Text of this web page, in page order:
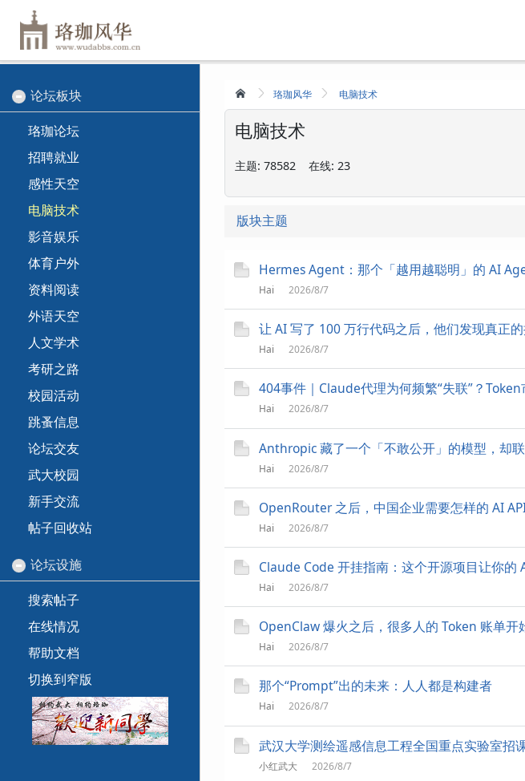
论坛板块
珞珈论坛
招聘就业
感性天空
电脑技术
影音娱乐
体育户外
资料阅读
外语天空
人文学术
考研之路
校园活动
跳蚤信息
论坛交友
武大校园
新手交流
帖子回收站
论坛设施
搜索帖子
在线情况
帮助文档
切换到窄版
珞珈风华 电脑技术
电脑技术
主题: 78582 在线: 23
版块主题
Hermes Agent：那个「越用越聪明」的 AI
Hai 2026/8/7
让 AI 写了 100 万行代码之后，他们发现真正
Hai 2026/8/7
404事件｜Claude代理为何频繁“失联”？
Hai 2026/8/7
Anthropic 藏了一个「不敢公开」的模型，却
Hai 2026/8/7
OpenRouter 之后，中国企业需要怎样的 AI
Hai 2026/8/7
Claude Code 开挂指南：这个开源项目让你的
Hai 2026/8/7
OpenClaw 爆火之后，很多人的 Token 账单开
Hai 2026/8/7
那个“Prompt”出的未来：人人都是构建者
Hai 2026/8/7
武汉大学测绘遥感信息工程全国重点实验室招
小红武大 2026/8/7